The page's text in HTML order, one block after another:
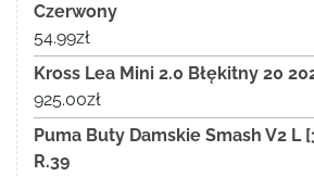
Czerwony
54.99zł
Kross Lea Mini 2.0 Błękitny 20
925.00zł
Puma Buty Damskie Smash V2 L
R.39